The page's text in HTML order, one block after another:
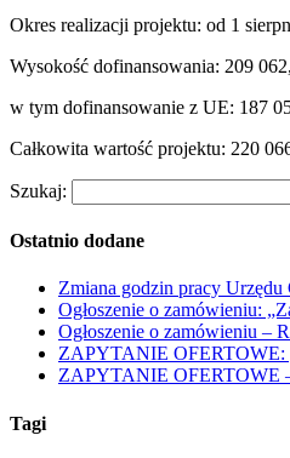
Okres realizacji projektu: od 1
Wysokość dofinansowania: 209
w tym dofinansowanie z UE: 187
Całkowita wartość projektu: 220
Szukaj:
Ostatnio dodane
Zmiana godzin pracy Urzędu
Ogłoszenie o zamówieniu:
Ogłoszenie o zamówieniu –
ZAPYTANIE OFERTOWE:
ZAPYTANIE OFERTOWE
Tagi